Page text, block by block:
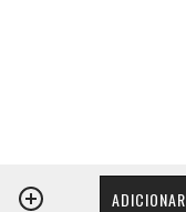
ADICIONAR